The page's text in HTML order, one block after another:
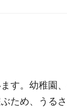
す。幼稚園
ため、うる